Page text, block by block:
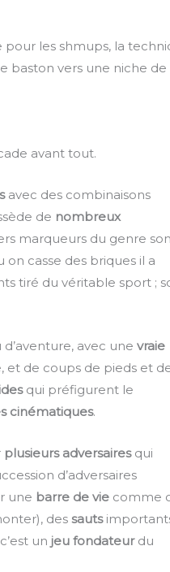
pour les shmups, la
baston vers une niche de
avant tout.
avec des combinaisons
de nombreux
marqueurs du genre
casse des briques il a
tiré du véritable sport ;
avec unevraie
et de coups de pieds et
qui préfigurent le
cinématiques.
plusieurs adversairesqui
d’adversaires
une barre de vie comme
des sauts
un jeu fondateurdu